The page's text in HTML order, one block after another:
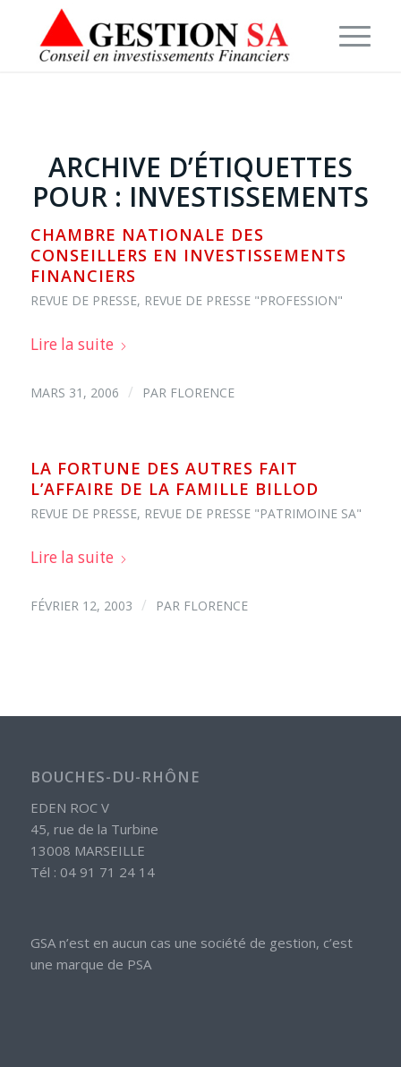
ARCHIVE D’ÉTIQUETTES
POUR : INVESTISSEMENTS
CHAMBRE NATIONALE DES
CONSEILLERS EN INVESTISSEMENTS
FINANCIERS
REVUE DE PRESSE, REVUE DE PRESSE "PROFESSION"
Lire la suite
MARS 31, 2006 / PAR FLORENCE
LA FORTUNE DES AUTRES FAIT
L’AFFAIRE DE LA FAMILLE BILLOD
REVUE DE PRESSE, REVUE DE PRESSE "PATRIMOINE SA"
Lire la suite
FÉVRIER 12, 2003 / PAR FLORENCE
BOUCHES-DU-RHÔNE
EDEN ROC V
45, rue de la Turbine
13008 MARSEILLE
Tél : 04 91 71 24 14
GSA n’est en aucun cas une société de gestion, c’est
une marque de PSA